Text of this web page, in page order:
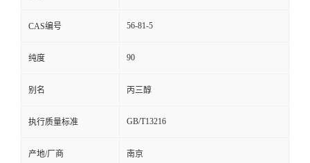
CAS编号 56-81-5
纯度 90
别名 丙三醇
执行质量标准 GB/T13216
产地/厂商 南京